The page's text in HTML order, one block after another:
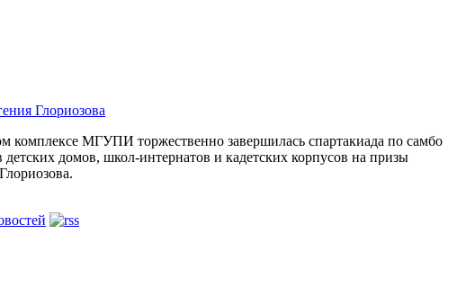
Глориозова
комплексе МГУПИ торжественно завершилась спартакиада по самбо
детских домов, школ-интернатов и кадетских корпусов на призы